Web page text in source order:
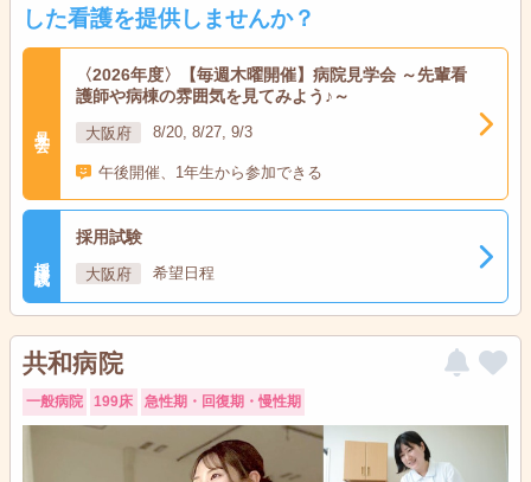
した看護を提供しませんか？
〈2026年度〉【毎週木曜開催】病院見学会 ～先輩看
護師や病棟の雰囲気を見てみよう♪～
大阪府 8/20, 8/27, 9/3
午後開催、1年生から参加できる
採用試験
大阪府 希望日程
共和病院
一般病院 199床 急性期・回復期・慢性期